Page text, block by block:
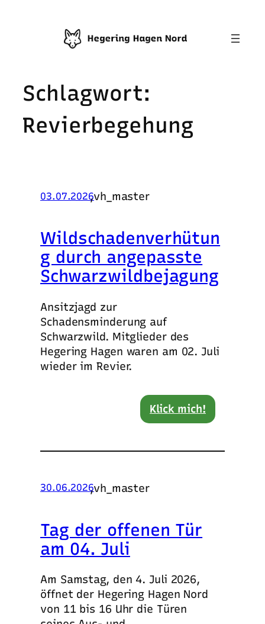
Schlagwort:
Revierbegehung
03.07.2026
,vh_master
Wildschadenverhütun
g durch angepasste
Schwarzwildbejagung
Ansitzjagd zur
Schadensminderung auf
Schwarzwild. Mitglieder des
Hegering Hagen waren am 02. Juli
wieder im Revier.
Klick mich!
30.06.2026
,vh_master
Tag der offenen Tür
am 04. Juli
Am Samstag, den 4. Juli 2026,
öffnet der Hegering Hagen Nord
von 11 bis 16 Uhr die Türen